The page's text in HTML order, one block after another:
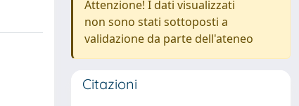
Attenzione! I dati visualizzati
non sono stati sottoposti a
validazione da parte dell'ateneo
Citazioni